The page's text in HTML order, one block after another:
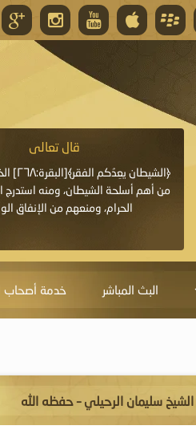
قال تعالى
﴿الشيطان
من أهم أسلحة الشيطان، ومنه استدرج
الحرام، ومنعهم من الإنفاق
البث المباشر خدمة أصحاب
سليمان الرحيلي – حفظه الله